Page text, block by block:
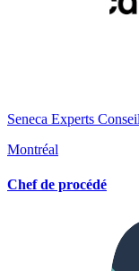
Seneca Experts
Montréal
Chef de procédé